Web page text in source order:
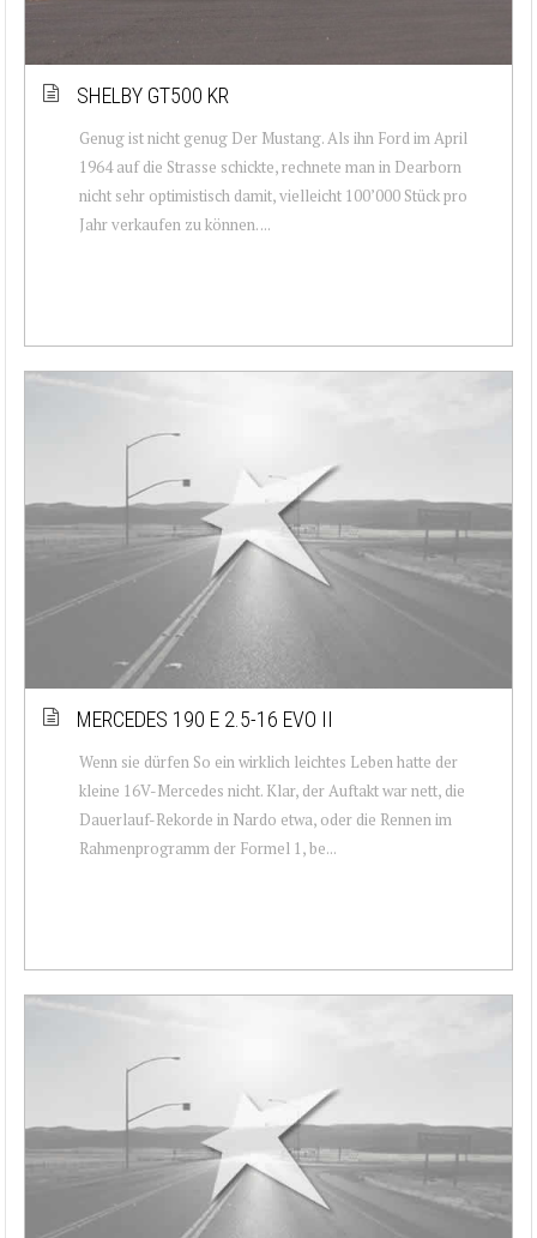
SHELBY GT500 KR
Genug ist nicht genug Der Mustang. Als ihn Ford im April
1964 auf die Strasse schickte, rechnete man in Dearborn
nicht sehr optimistisch damit, vielleicht 100’000 Stück pro
Jahr verkaufen zu können. ...
MERCEDES 190 E 2.5-16 EVO II
Wenn sie dürfen So ein wirklich leichtes Leben hatte der
kleine 16V-Mercedes nicht. Klar, der Auftakt war nett, die
Dauerlauf-Rekorde in Nardo etwa, oder die Rennen im
Rahmenprogramm der Formel 1, be...